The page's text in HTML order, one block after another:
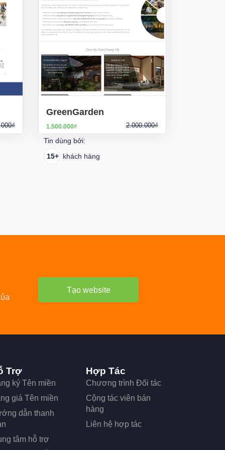
GreenGarden
1.500.000₫ 2.000.000₫
Tin dùng bởi:
15+ khách hàng
Tạo website
Trợ
ký Tên miền
giá Tên miền
dẫn thanh
tâm hỗ trợ
Hợp Tác
Chương trình Đối tác
Cộng tác viên bán
hàng
Liên hệ hợp tác